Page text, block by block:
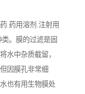
.药用溶剂.注射用
。膜的过滤是固
水中杂质截留，
因膜孔非常细
也有用生物膜处